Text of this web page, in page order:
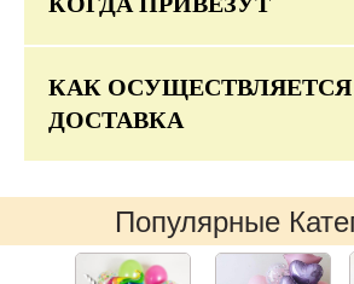
КАК ОСУЩЕСТВЛЯЕТСЯ
ДОСТАВКА
Популярные